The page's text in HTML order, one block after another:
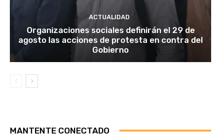
ACTUALIDAD
Organizaciones sociales definirán el 29 de
agosto las acciones de protesta en contra del
Gobierno
MANTENTE CONECTADO